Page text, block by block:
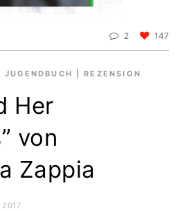
2 147
JUGENDBUCH REZENSION
Her
von
Zappia
2017